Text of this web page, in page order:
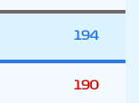
194
190